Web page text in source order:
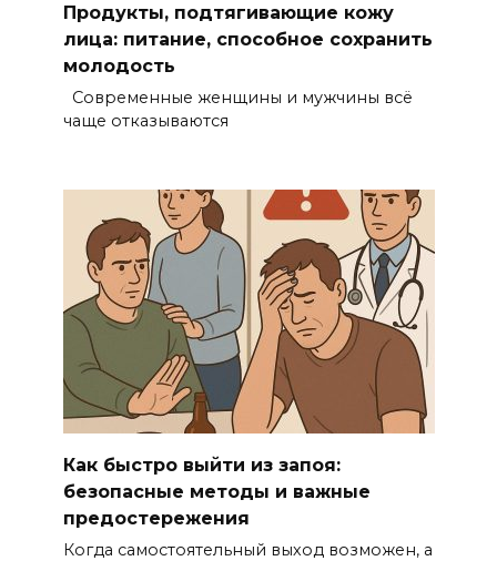
Продукты, подтягивающие кожу
лица: питание, способное сохранить
молодость
Современные женщины и мужчины всё
чаще отказываются
Как быстро выйти из запоя:
безопасные методы и важные
предостережения
Когда самостоятельный выход возможен, а